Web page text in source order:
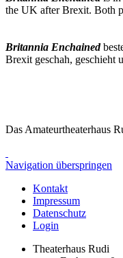
the UK after Brexit. Both
Britannia Enchained
Brexit geschah, geschieht
Das Amateurtheaterhaus
Navigation überspringen
Kontakt
Impressum
Datenschutz
Login
Theaterhaus Rudi